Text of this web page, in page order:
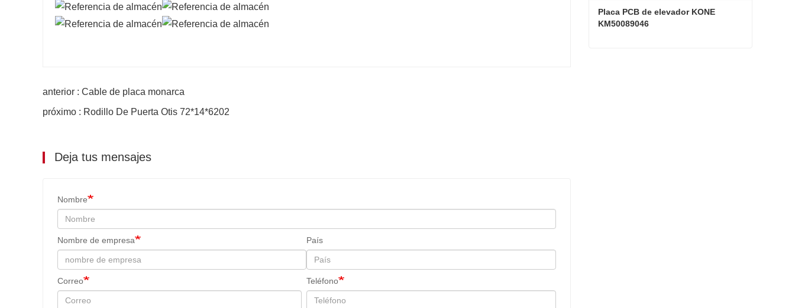
anterior : Cable de placa monarca
próximo : Rodillo De Puerta Otis 72*14*6202
Deja tus mensajes
Nombre
Nombre de empresa País
Correo Teléfono
Placa PCB de elevador KONE
KM50089046